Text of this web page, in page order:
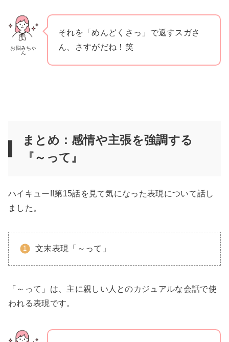
お悩みちゃ
ん
それを「めんどくさっ」で返すスガさ
ん、さすがだね！笑
まとめ：感情や主張を強調する
『～って』
ハイキュー!!第15話を見て気になった表現について話し
ました。
文末表現「～って」
「～って」は、主に親しい人とのカジュアルな会話で使
われる表現です。